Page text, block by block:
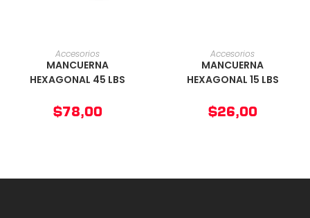
AÑADIR AL CARRITO
Accesorios
MANCUERNA
HEXAGONAL 45 LBS
$78,00
AÑADIR AL CARRITO
Accesorios
MANCUERNA
HEXAGONAL 15 LBS
$26,00